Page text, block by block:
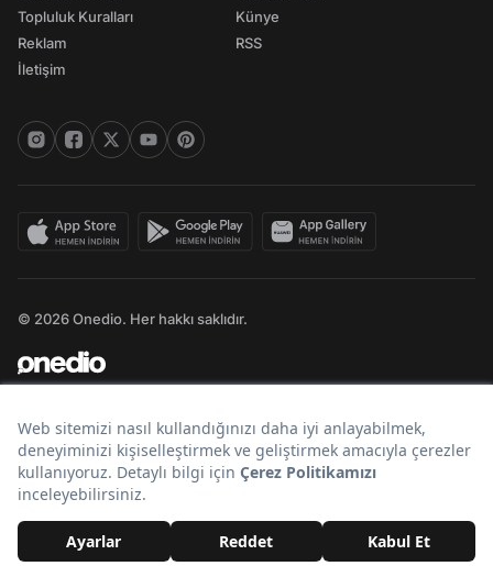
Topluluk Kuralları
Reklam
İletişim
Künye
RSS
© 2026 Onedio. Her hakkı saklıdır.
Bir markasıdır.